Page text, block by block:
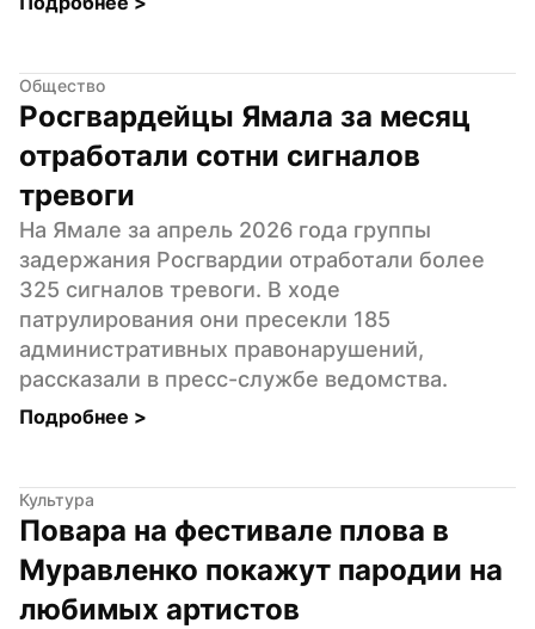
Общество
Росгвардейцы Ямала за месяц
отработали сотни сигналов
тревоги
На Ямале за апрель 2026 года группы
задержания Росгвардии отработали более
325 сигналов тревоги. В ходе
патрулирования они пресекли 185
административных правонарушений,
рассказали в пресс-службе ведомства.
Подробнее >
Культура
Повара на фестивале плова в
Муравленко покажут пародии на
любимых артистов